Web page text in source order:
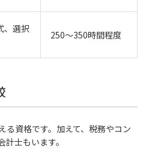
、選択
250～350時間程度
る資格です。加えて、税務やコン
士もいます。